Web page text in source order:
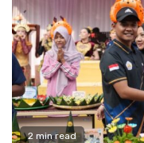
2 min read